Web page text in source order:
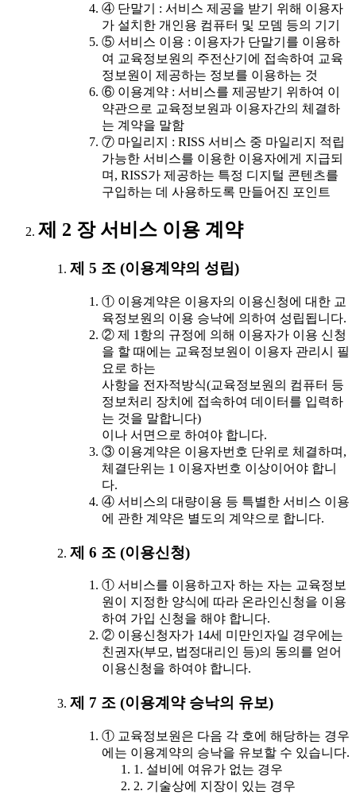
④ 단말기 : 서비스 제공을 받기 위해 이용자
가 설치한 개인용 컴퓨터 및 모뎀 등의 기기
⑤ 서비스 이용 : 이용자가 단말기를 이용하
여 교육정보원의 주전산기에 접속하여 교육
정보원이 제공하는 정보를 이용하는 것
⑥ 이용계약 : 서비스를 제공받기 위하여 이
약관으로 교육정보원과 이용자간의 체결하
는 계약을 말함
⑦ 마일리지 : RISS 서비스 중 마일리지 적립
가능한 서비스를 이용한 이용자에게 지급되
며, RISS가 제공하는 특정 디지털 콘텐츠를
구입하는 데 사용하도록 만들어진 포인트
제 2 장 서비스 이용 계약
제 5 조 (이용계약의 성립)
① 이용계약은 이용자의 이용신청에 대한 교
육정보원의 이용 승낙에 의하여 성립됩니다.
② 제 1항의 규정에 의해 이용자가 이용 신청
을 할 때에는 교육정보원이 이용자 관리시 필
요로 하는
사항을 전자적방식(교육정보원의 컴퓨터 등
정보처리 장치에 접속하여 데이터를 입력하
는 것을 말합니다)
이나 서면으로 하여야 합니다.
③ 이용계약은 이용자번호 단위로 체결하며,
체결단위는 1 이용자번호 이상이어야 합니
다.
④ 서비스의 대량이용 등 특별한 서비스 이용
에 관한 계약은 별도의 계약으로 합니다.
제 6 조 (이용신청)
① 서비스를 이용하고자 하는 자는 교육정보
원이 지정한 양식에 따라 온라인신청을 이용
하여 가입 신청을 해야 합니다.
② 이용신청자가 14세 미만인자일 경우에는
친권자(부모, 법정대리인 등)의 동의를 얻어
이용신청을 하여야 합니다.
제 7 조 (이용계약 승낙의 유보)
① 교육정보원은 다음 각 호에 해당하는 경우
에는 이용계약의 승낙을 유보할 수 있습니다.
1. 설비에 여유가 없는 경우
2. 기술상에 지장이 있는 경우